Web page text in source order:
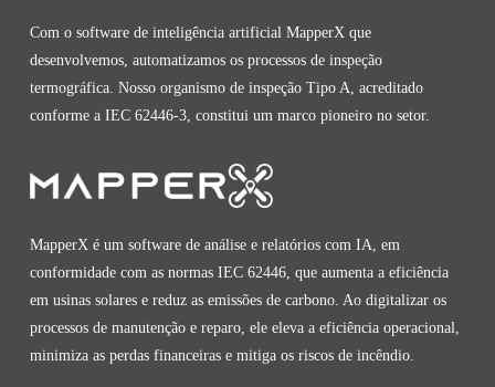
Com o software de inteligência artificial MapperX que
desenvolvemos, automatizamos os processos de inspeção
termográfica. Nosso organismo de inspeção Tipo A, acreditado
conforme a IEC 62446-3, constitui um marco pioneiro no setor.
MapperX é um software de análise e relatórios com IA, em
conformidade com as normas IEC 62446, que aumenta a eficiência
em usinas solares e reduz as emissões de carbono. Ao digitalizar os
processos de manutenção e reparo, ele eleva a eficiência operacional,
minimiza as perdas financeiras e mitiga os riscos de incêndio.